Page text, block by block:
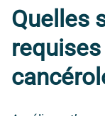
Quelles